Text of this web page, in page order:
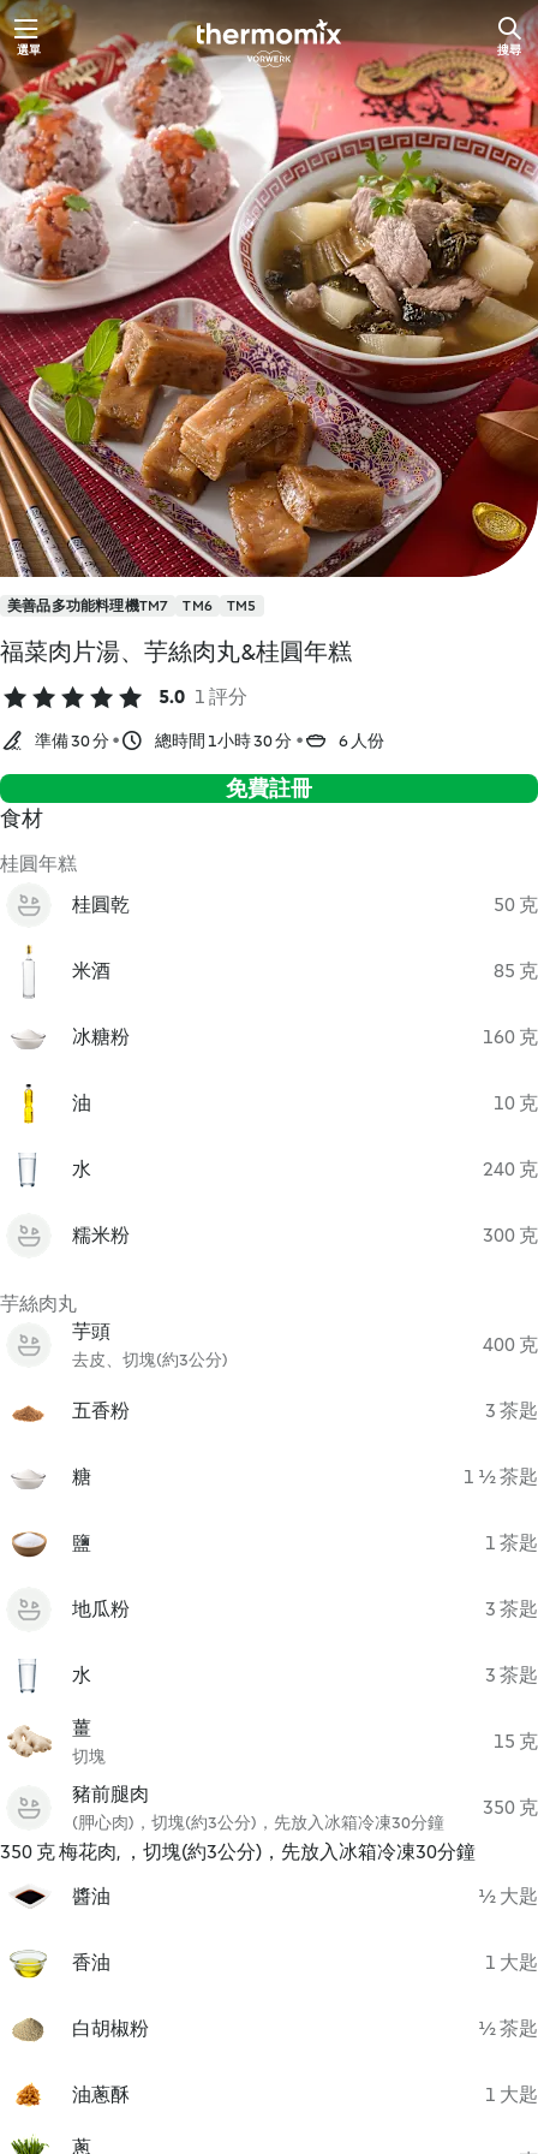
跳
至
主
要
內
容
選單 搜尋
美善品多功能料理機TM7 TM6 TM5
福菜肉片湯、芋絲肉丸&桂圓年糕
5.0 1 評分
準備 30 分 總時間 1小時 30 分 6 人份
免費註冊
食材
桂圓年糕
桂圓乾
50 克
米酒 85 克
冰糖粉 160 克
油 10 克
水 240 克
糯米粉 300 克
芋絲肉丸
芋頭
去皮、切塊(約3公分)
400 克
五香粉 3 茶匙
糖 1 ½ 茶匙
鹽 1 茶匙
地瓜粉 3 茶匙
水 3 茶匙
薑
切塊
15 克
豬前腿肉
(胛心肉)，切塊(約3公分)，先放入冰箱冷凍30分鐘
350 克
350 克 梅花肉, ，切塊(約3公分)，先放入冰箱冷凍30分鐘
醬油
½ 大匙
香油 1 大匙
白胡椒粉 ½ 茶匙
油蔥酥 1 大匙
蔥